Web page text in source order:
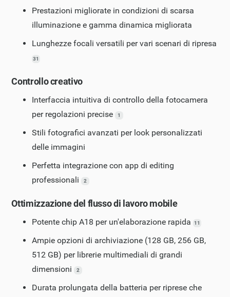
Prestazioni migliorate in condizioni di scarsa
illuminazione e gamma dinamica migliorata
Lunghezze focali versatili per vari scenari di ripresa
31
Controllo creativo
Interfaccia intuitiva di controllo della fotocamera
per regolazioni precise
1
Stili fotografici avanzati per look personalizzati
delle immagini
Perfetta integrazione con app di editing
professionali
2
Ottimizzazione del flusso di lavoro mobile
Potente chip A18 per un'elaborazione rapida 11
Ampie opzioni di archiviazione (128 GB, 256 GB,
512 GB) per librerie multimediali di grandi
dimensioni
2
Durata prolungata della batteria per riprese che